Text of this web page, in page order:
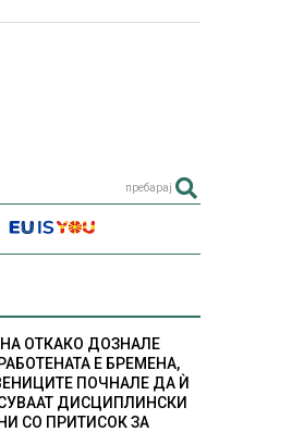
пребарај
ОТКАКО ДОЗНАЛЕ
Е БРЕМЕНА,
ПОЧНАЛЕ ДА Ѝ
ДИСЦИПЛИНСКИ
СО ПРИТИСОК ЗА